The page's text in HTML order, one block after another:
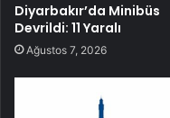
Diyarbakır’da Minibüs
Devrildi: 11 Yaralı
Ağustos 7, 2026